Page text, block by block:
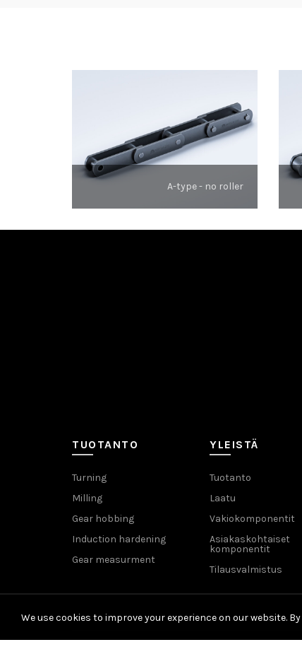
A-type - no roller
TUOTANTO
Turning
Milling
Gear hobbing
Induction hardening
Gear measurment
YLEISTÄ
Tuotanto
Laatu
Vakiokomponentit
Asiakaskohtaiset
komponentit
Tilausvalmistus
We use cookies to improve your experience on our website.